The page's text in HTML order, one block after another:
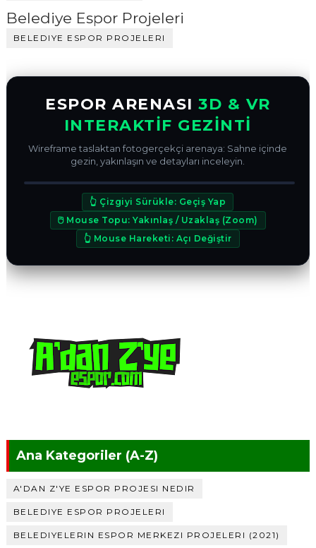
Belediye Espor Projeleri
BELEDIYE ESPOR PROJELERI
ESPOR ARENASI3D & VR
INTERAKTİF GEZİNTİ
Wireframe taslaktan fotogerçekçi arenaya: Sahne içinde
gezin, yakınlaşın ve detayları inceleyin.
VR 360° CANLI BAKIŞ MODU
ÖNCE (WIREFRAME) SONRA (3D RENDER)
↔
👆 Çizgiyi Sürükle: Geçiş Yap
🖰 Mouse Topu: Yakınlaş / Uzaklaş (Zoom)
👆 Mouse Hareketi: Açı Değiştir
Ana Kategoriler (A-Z)
A'DAN Z'YE ESPOR PROJESI NEDIR
BELEDIYE ESPOR PROJELERI
BELEDIYELERIN ESPOR MERKEZI PROJELERI (2021)